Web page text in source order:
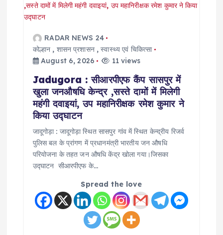
RADAR NEWS 24
कोल्हान , शासन प्रशासन,स्वास्थ्य एवं चिकित्सा
August 6, 2026
11 views
Jadugora : सीआरपीएफ कैंप सासपुर में
खुला जनऔषधि केन्द्र ,सस्ते दामों में मिलेगी
महंगी दवाइयां, उप महानिरीक्षक रमेश कुमार ने
किया उद्घाटन
जादूगोड़ा : जादूगोड़ा स्थित सासपुर गांव में स्थित केन्द्रीय रिजर्व
पुलिस बल के प्रांगण में प्रधानमंत्री भारतीय जन औषधि
परियोजना के तहत जन औषधि केंद्र खोला गया।जिसका
उद्घाटन सीआरपीएफ के…
Spread the love